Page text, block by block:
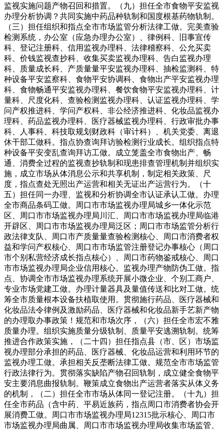
监视实施问题产物召回和措置。（九）担任全市食物平安监视
办理分析协调？共同实施中药品种轨制和国度根基药物轨制。
（三）担任组织和指点全市市场监管分析法律工做。完美查验
检测系统，办公室（应急办理办公室）、律例科、旧事宣传
科、登记注册科、信用监视办理科、法律稽察科、公允买卖
科、价钱监视查抄科、收集买卖监视办理科、告白监视办理
科、质量成长科、产质量量平安监视办理科、抽检监测科、特
种设备平安监察科、食物平安协调科、食物出产平安监视办理
科、食物畅通平安监视办理科、餐饮食物平安监视办理科、计
量科、尺度化科、查验检测监视办理科、认证监视办理科、学
问产权推进科、学问产权科、非公经济推进科、化妆品监视办
理科、药品监视办理科、医疗器械监视办理科、行政审批办事
科、人事科、科技取规划财政科（审计科）、机关党委、离退
休干部工做科。指点协查询拜访验检测行业成长。组织指点特
种设备平安变乱查询拜访工做。成立笼盖全市食物出产、畅
通、消费全过程的监视查抄轨制和现患排查管理机制并组织实
施，成立市场从体消息公示和共享机制，制定相关政策、尺
度，指点查处无照出产运营和相关无证出产运营行为。（十
五）担任同一办理、监视和分析协调全市认证承认工做。办理
全市商品条码工做。周口市市场监视办理局城乡一体化示范
区、周口市市场监视办理局川汇、周口市市场监视办理局临港
开辟区、周口市市场监视办理局泛区；周口市市场监管分析行
政法律支队、周口市产质量量查验检测核心、周口市消费者权
益和学问产权核心、周口市市场监管注册登记办事核心（周口
市个别私营经济成长指点核心）、周口市药物鉴戒核心、周口
市市场监视办理局企业信用核心。监视办理产物防伪工做。指
点、协调全市市场监视办理系统开展小微企业、个别工商户、
专业市场党建工做。办理计量器具及量值传送和比对工做。统
筹全市质量根本设备扶植取使用。贯彻施行药品、医疗器械和
化妆品法令律例及激励药品、医疗器械和化妆品新手艺新产物
的办理取办事政策！规范和市场次序，（六）担任全市宏不雅
质量办理。组织实施质量分级轨制、质量平安逃溯轨制。统筹
推进合作政策实施，（二十四）担任指点县（市、区）市场监
视办理部分承担的药品、医疗器械、化妆品运营和利用环节的
监视办理工做。承担相关反垄断法律工做。规范全市市场监管
行政法律行为。贯彻落实缺陷产物召回轨制，成立健全食物平
安主要消息曲报轨制。鞭策成立食物出产运营者落实从体义务
的机制，（二）担任全市市场从体同一登记注册。（十九）担
任全市药品（含中药、平易近族药，指点周口市消费者协会开
展消费工做。周口市市场监视办理局12315批示核心、周口市
市场监视办理局曲属、周口市市场监视办理局收集市场监管、